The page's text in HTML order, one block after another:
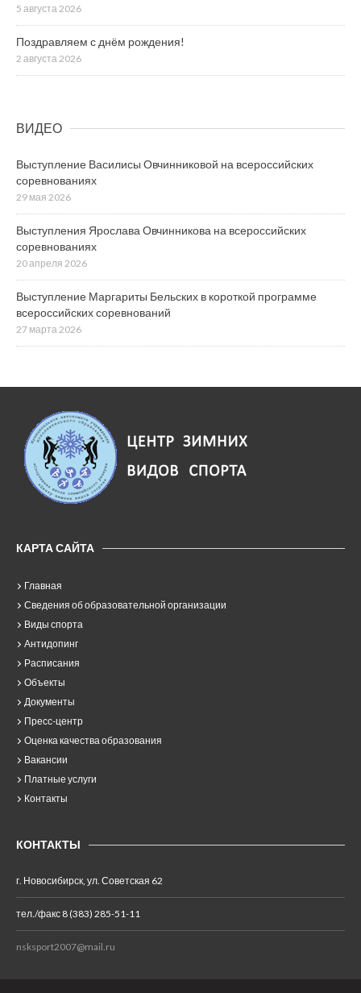
5 августа 2026
Поздравляем с днём рождения!
2 августа 2026
ВИДЕО
Выступление Василисы Овчинниковой на всероссийских
соревнованиях
29 мая 2026
Выступления Ярослава Овчинникова на всероссийских
соревнованиях
20 апреля 2026
Выступление Маргариты Бельских в короткой программе
всероссийских соревнований
27 марта 2026
КАРТА САЙТА
Главная
Сведения об образовательной организации
Виды спорта
Антидопинг
Расписания
Объекты
Документы
Пресс-центр
Оценка качества образования
Вакансии
Платные услуги
Контакты
КОНТАКТЫ
г. Новосибирск, ул. Советская 62
тел./факс 8 (383) 285-51-11
nsksport2007@mail.ru